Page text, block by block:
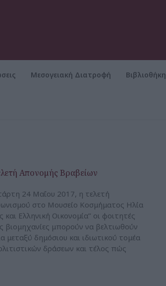
Μεσογειακή Διατροφή Βιβλιοθήκη
Απονομής Βραβείων
24 Μαΐου 2017, η τελετή
στο Μουσείο Κοσμήματος Ηλία
Ελληνική Οικονομία’’ οι φοιτητές
βιομηχανίες μπορούν να βελτιωθούν
μεταξύ δημόσιου και ιδιωτικού τομέα
δράσεων και τέλος πώς